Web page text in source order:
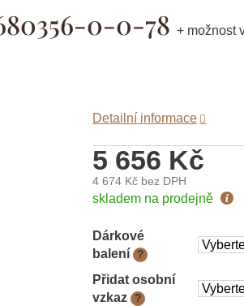
0-0-78 + možnost
5 656 Kč
4 674 Kč bez DPH
Měrná
skladem na prodejně
Dárkové
balení
?
Přidat osobní
vzkaz
?
Detailní informace